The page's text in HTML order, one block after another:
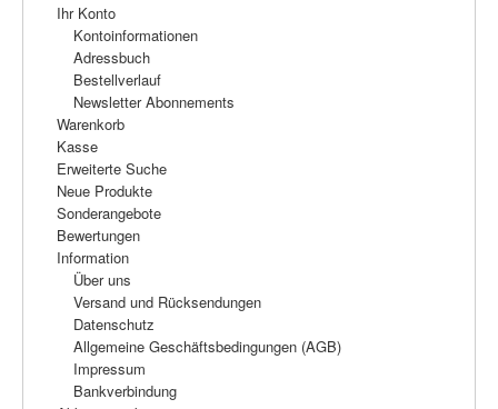
Seife
Stromeinheiten
Versandkosten
Zubehör
Ihr Konto
Kontoinformationen
Adressbuch
Bestellverlauf
Newsletter Abonnements
Warenkorb
Kasse
Erweiterte Suche
Neue Produkte
Sonderangebote
Bewertungen
Information
Über uns
Versand und Rücksendungen
Datenschutz
Allgemeine Geschäftsbedingungen (AGB)
Impressum
Bankverbindung